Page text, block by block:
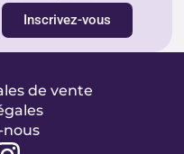
Inscrivez-vous
de vente
nous